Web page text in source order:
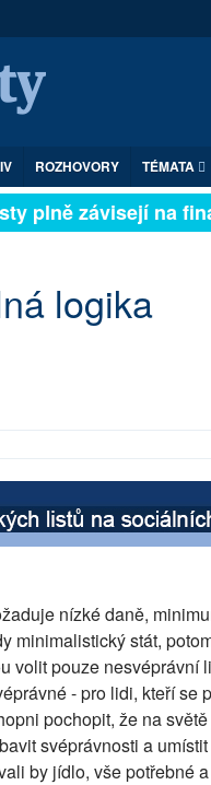
ROZHOVORY TÉMATA
plně závisejí na
logika
nízké daně,
minimalistický stát,
volit pouze nesvéprávní
- pro lidi, kteří se
pochopit, že na
svéprávnosti a
by jídlo, vše potřebné